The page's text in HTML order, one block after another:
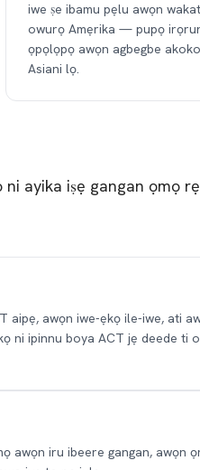
iwe ṣe ibamu pẹlu awọn
owurọ Amẹrika — pupọ
ọpọlọpọ awọn agbegbe akoko
Asiani lọ.
ni ayika iṣẹ gangan ọmọ
aipẹ, awọn iwe-ẹkọ ile-iwe, ati
ni ipinnu boya ACT jẹ deede ti o
awọn iru ibeere gangan, awọn